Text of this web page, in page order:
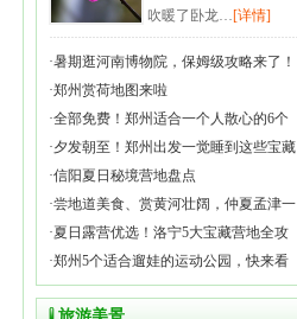
吹暖了卧龙…[详情]
·暑期逛河南博物院，保姆级攻略来了！
·郑州赏荷地图来啦
·全部免费！郑州适合一个人散心的6个
·夕发朝至！郑州出发一觉睡到这些宝藏
·信阳夏日秘境营地盘点
·尝地道美食、赏黄河壮阔，仲夏孟津一
·夏日露营优选！洛宁5大宝藏营地全攻
·郑州5个适合遛娃的运动公园，快来看